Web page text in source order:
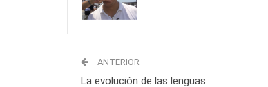
ANTERIOR
La evolución de las lenguas